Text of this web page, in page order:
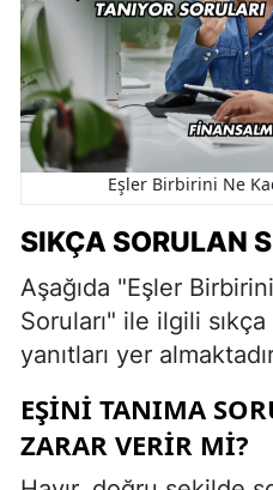
Eşler Birbirini Ne
SIKÇA SORULAN
Aşağıda "Eşler
Soruları" ile ilgili
yanıtları yer
EŞINI TANIMA
ZARAR VERIR MI?